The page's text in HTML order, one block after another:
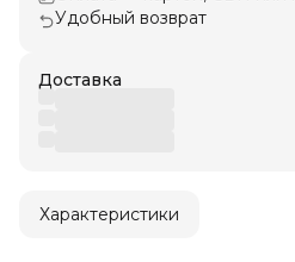
Удобный возврат
Доставка
Характеристики